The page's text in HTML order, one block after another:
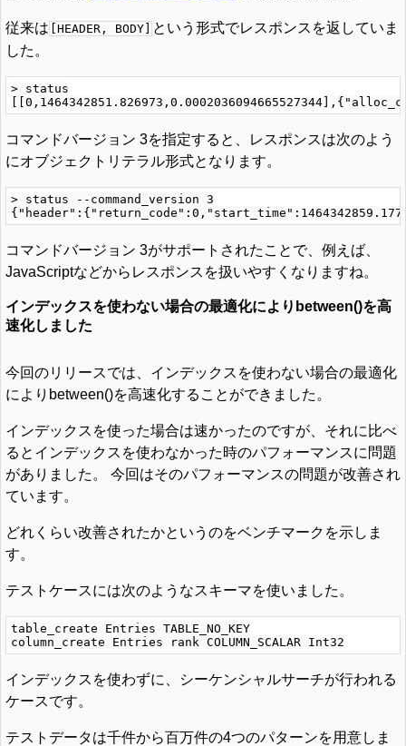
従来は [HEADER, BODY]
という形式でレスポンスを返していま
した。
> status
コマンドバージョン 3を指定すると、レスポンスは次のよう
にオブジェクトリテラル形式となります。
> status --command_version 3
コマンドバージョン 3がサポートされたことで、例えば、
JavaScriptなどからレスポンスを扱いやすくなりますね。
インデックスを使わない場合の最適化によりbetween()を高
速化しました
今回のリリースでは、インデックスを使わない場合の最適化
によりbetween()を高速化することができました。
インデックスを使った場合は速かったのですが、それに比べ
るとインデックスを使わなかった時のパフォーマンスに問題
がありました。 今回はそのパフォーマンスの問題が改善され
ています。
どれくらい改善されたかというのをベンチマークを示しま
す。
テストケースには次のようなスキーマを使いました。
table_create Entries TABLE_NO_KEY
インデックスを使わずに、シーケンシャルサーチが行われる
ケースです。
テストデータは千件から百万件の4つのパターンを用意しま